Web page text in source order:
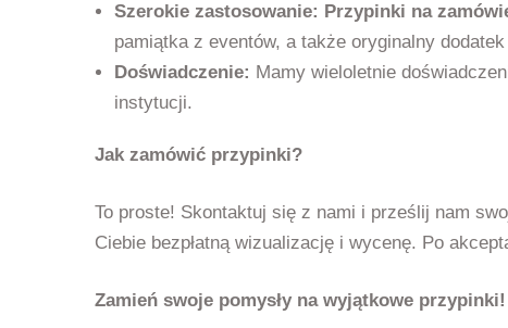
Szerokie zastosowanie: Przypinki na
pamiątka z eventów, a także oryginalny
Doświadczenie: Mamy wieloletnie
instytucji.
Jak zamówić przypinki?
To proste! Skontaktuj się z nami i prześlij nam
Ciebie bezpłatną wizualizację i wycenę. Po
Zamień swoje pomysły na wyjątkowe przypinki!